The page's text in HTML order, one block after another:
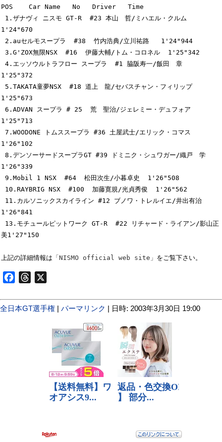
POS    Car Name   No   Driver   Time
1'24"670
1'25"372
1'25"673
1'25"713
1'26"102
1'26"339
1'26"841
美1'27"150
上記の詳細情報は 「NISMO official web site」
FacebookThreads
全日本GT選手権 | パーマリンク | 日時: 2003年3月30日 19:00